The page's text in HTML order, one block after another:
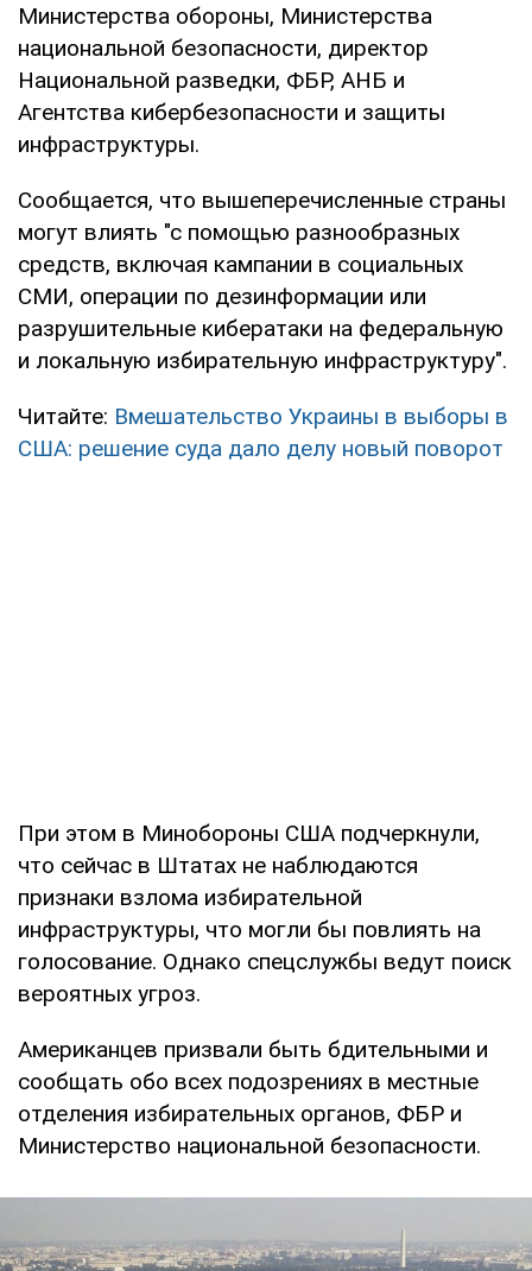
Министерства обороны, Министерства
национальной безопасности, директор
Национальной разведки, ФБР, АНБ и
Агентства кибербезопасности и защиты
инфраструктуры.
Сообщается, что вышеперечисленные страны
могут влиять "с помощью разнообразных
средств, включая кампании в социальных
СМИ, операции по дезинформации или
разрушительные кибератаки на федеральную
и локальную избирательную инфраструктуру".
Читайте: Вмешательство Украины в выборы в
США: решение суда дало делу новый поворот
При этом в Минобороны США подчеркнули,
что сейчас в Штатах не наблюдаются
признаки взлома избирательной
инфраструктуры, что могли бы повлиять на
голосование. Однако спецслужбы ведут поиск
вероятных угроз.
Американцев призвали быть бдительными и
сообщать обо всех подозрениях в местные
отделения избирательных органов, ФБР и
Министерство национальной безопасности.